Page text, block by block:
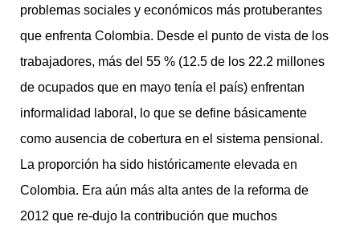
problemas sociales y económicos más protuberantes
que enfrenta Colombia. Desde el punto de vista de los
trabajadores, más del 55 % (12.5 de los 22.2 millones
de ocupados que en mayo tenía el país) enfrentan
informalidad laboral, lo que se define básicamente
como ausencia de cobertura en el sistema pensional.
La proporción ha sido históricamente elevada en
Colombia. Era aún más alta antes de la reforma de
2012 que re-dujo la contribución que muchos